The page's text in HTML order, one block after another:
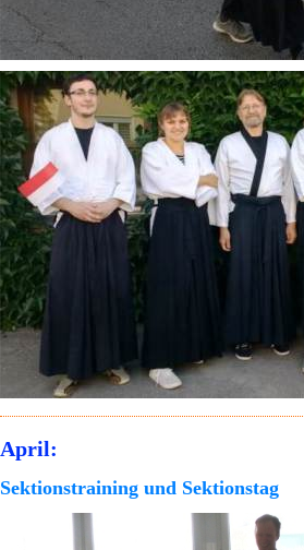
April:
Sektionstraining und Sektionstag